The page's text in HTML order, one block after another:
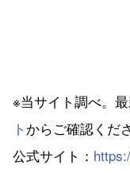
※当サイト調べ。
ト からご確認くだ
公式サイト：